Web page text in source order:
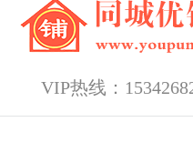
VIP热线：